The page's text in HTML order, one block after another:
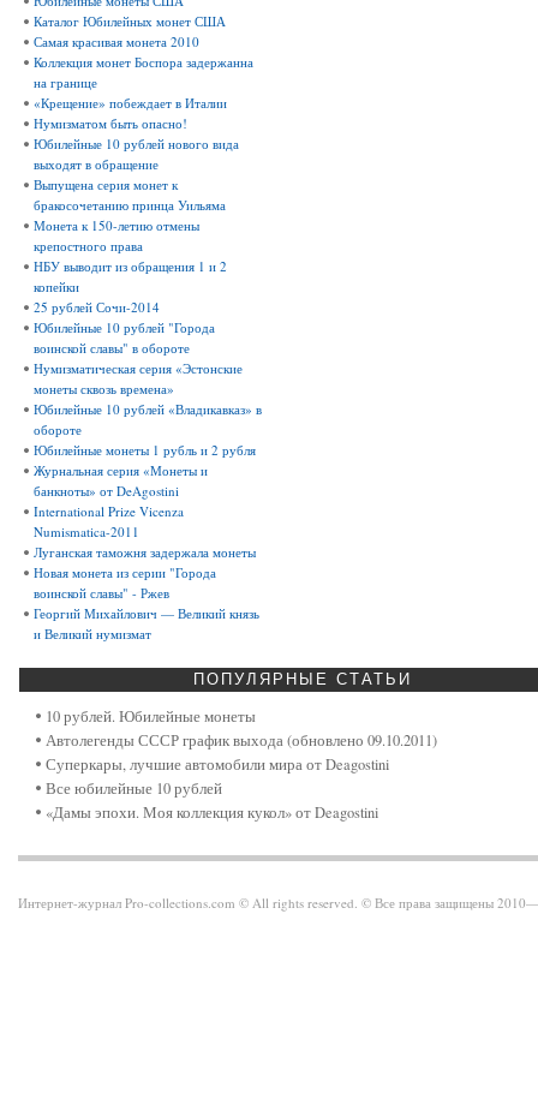
Каталог Юбилейных монет США
Самая красивая монета 2010
Коллекция монет Боспора задержанна
на границе
«Крещение» побеждает в Италии
Нумизматом быть опасно!
Юбилейные 10 рублей нового вида
выходят в обращение
Выпущена серия монет к
бракосочетанию принца Уильяма
Монета к 150-летию отмены
крепостного права
НБУ выводит из обращения 1 и 2
копейки
25 рублей Сочи-2014
Юбилейные 10 рублей "Города
воинской славы" в обороте
Нумизматическая серия «Эстонские
монеты сквозь времена»
Юбилейные 10 рублей «Владикавказ» в
обороте
Юбилейные монеты 1 рубль и 2 рубля
Журнальная серия «Монеты и
банкноты» от DeAgostini
International Prize Vicenza
Numismatica-2011
Луганская таможня задержала монеты
Новая монета из серии "Города
воинской славы" - Ржев
Георгий Михайлович — Великий князь
и Великий нумизмат
ПОПУЛЯРНЫЕ СТАТЬИ
10 рублей. Юбилейные монеты
Автолегенды СССР график выхода (обновлено 09.10.2011)
Суперкары, лучшие автомобили мира от Deagostini
Все юбилейные 10 рублей
«Дамы эпохи. Моя коллекция кукол» от Deagostini
Интернет-журнал Pro-collections.com © All rights reserved. © Все права защищены